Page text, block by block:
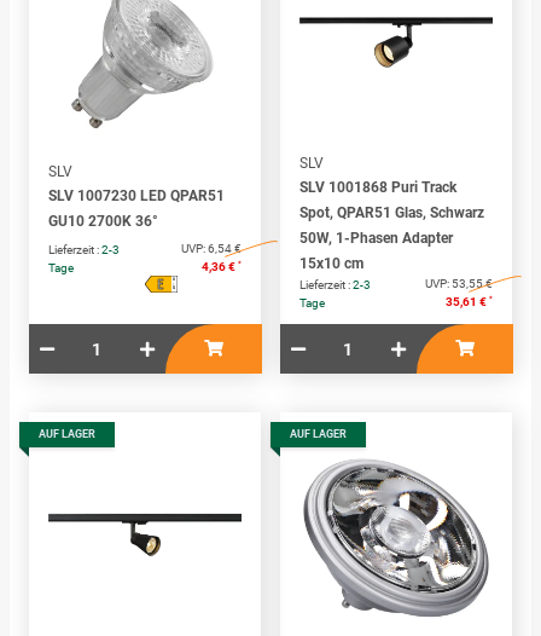
SLV
SLV 1007230 LED QPAR51
GU10 2700K 36°
Lieferzeit :2-3
Tage
UVP:6,54 €
4,36 € *
A
↑
G
E
SLV
SLV 1001868 Puri Track
Spot, QPAR51 Glas, Schwarz
50W, 1-Phasen Adapter
15x10 cm
Lieferzeit :2-3
Tage
UVP: 53,55 €
35,61 € *
AUF LAGER AUF LAGER